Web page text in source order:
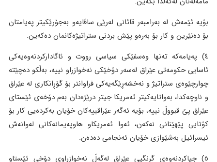
بۆیە ئێمەش لە بەرامبەر قائانی لەرێی ساڤایەو بەجۆرێکیتر پەیامتان
بۆ دەنێرین و کار بۆ بەرەو پێش بردنی ستراتیژەکانمان دەکەین.
٤) پەیامەکە تەنها وەسفێکی سیاسی رووت و ئاگادارکردنەوەیەکی
ئاسایی حکومەتی عێراق لەسەر دۆخێکی نەخوازراو نییە، بەڵکو دەچێتە
چوارچێوەی ستراتیژ و نەخشەڕێگەیەکی فراوانتر بۆ گۆڕانکاری لە عێراق
و ناوچەکدا، بەواتایەکیتر ئەمریکا جیتر درێژەدان بەم دۆخەی ئێستای
عێراق پێ قبووڵ نییە، بۆیە ئەگەر عێراقییەکان خۆیان بەکردەیی کار بۆ
کۆتایی پێهێنانی نەکەن، ئەوا ئەمریکاو هاوپەیمانەکانی لەوانەش
ئیسرائیل بەشێوازی خۆیان ئەنجامی دەدەن.
٥) جیاکردنەوەی گرنگیی عێراق لەگەڵ نەخوازراوی دۆخی ئێستاو